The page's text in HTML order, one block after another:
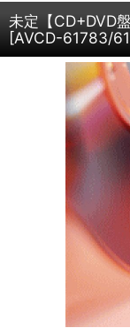
未定【CD+DVD
[AVCD-61783/